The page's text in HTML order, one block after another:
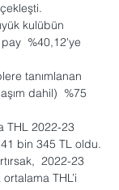
kulübün
%40,12'ye
tanımlanan
dahil)  %75
THL 2022-23
bin 345 TL oldu.
2022-23
THL’i